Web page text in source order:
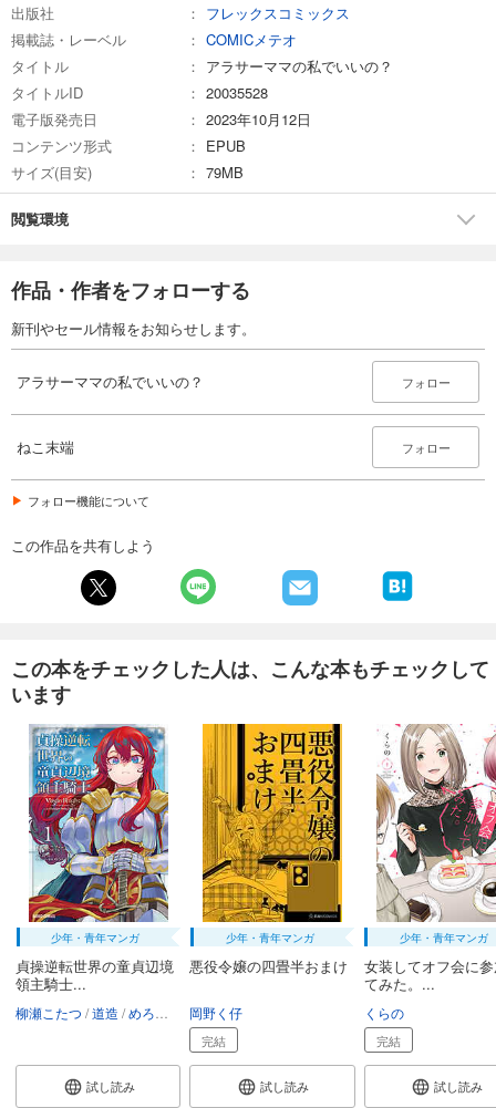
出版社
フレックスコミックス
掲載誌・レーベル
COMICメテオ
タイトル
アラサーママの私でいいの？
タイトルID
20035528
電子版発売日
2023年10月12日
コンテンツ形式
EPUB
サイズ(目安)
79MB
閲覧環境
作品・作者をフォローする
新刊やセール情報をお知らせします。
アラサーママの私でいいの？ フォロー
ねこ末端 フォロー
フォロー機能について
この作品を共有しよう
この本をチェックした人は、こんな本もチェックして
います
少年・青年マンガ
貞操逆転世界の童貞辺境
領主騎士...
柳瀬こたつ 道造 めろん22
試し読み
少年・青年マンガ
悪役令嬢の四畳半おまけ
岡野く仔
完結
試し読み
少年・青年マンガ
女装してオフ会に
てみた。...
くらの
完結
試し読み